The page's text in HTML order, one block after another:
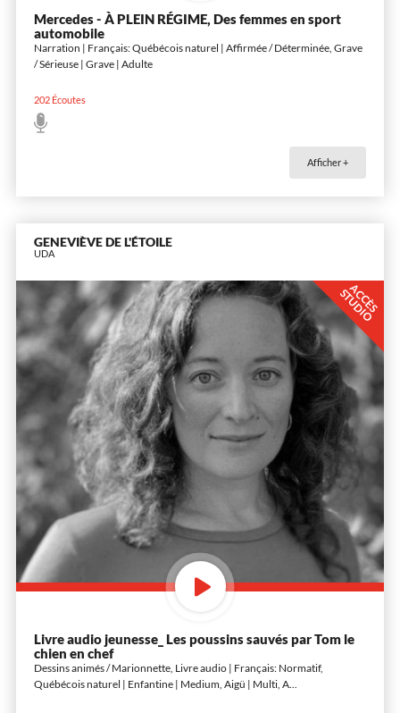
Mercedes - À PLEIN RÉGIME, Des femmes en sport
automobile
Narration | Français: Québécois naturel | Affirmée / Déterminée, Grave
/ Sérieuse | Grave | Adulte
202Écoutes
Afficher +
GENEVIÈVE DE L'ÉTOILE
UDA
A
C
C
È
S
S
T
U
D
I
O
Livre audio jeunesse_ Les poussins sauvés par Tom le
chien en chef
Dessins animés / Marionnette, Livre audio | Français: Normatif,
Québécois naturel | Enfantine | Medium, Aigü | Multi, A...